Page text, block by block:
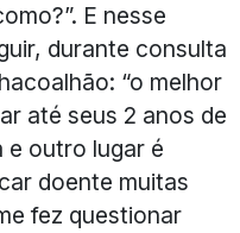
E nesse
durante consulta
“o melhor
até seus 2 anos de
e outro lugar é
doente muitas
fez questionar